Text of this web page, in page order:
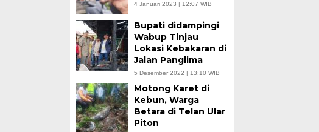
4 Januari 2023 | 12:07 WIB
Bupati didampingi
Wabup Tinjau
Lokasi Kebakaran di
Jalan Panglima
5 Desember 2022 | 13:10 WIB
Motong Karet di
Kebun, Warga
Betara di Telan Ular
Piton